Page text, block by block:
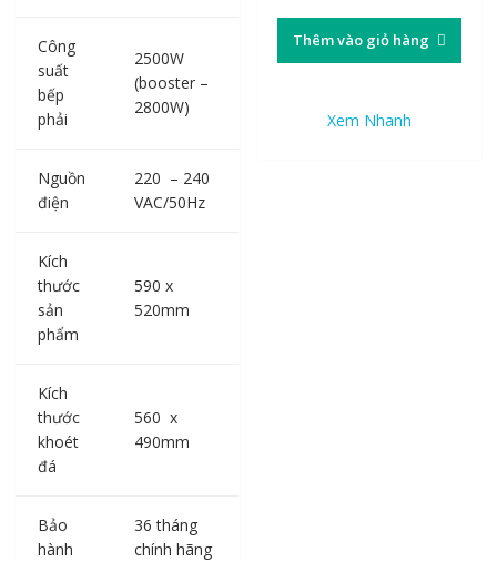
Công
suất
bếp
phải
2500W
(booster –
2800W)
Nguồn
điện
220 – 240
VAC/50Hz
Kích
thước
sản
phẩm
590 x
520mm
Kích
thước
khoét
đá
560 x
490mm
Bảo
hành
36 tháng
chính hãng
Thêm vào giỏ hàng
Xem Nhanh